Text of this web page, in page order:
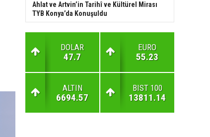
Ahlat ve Artvin’in Tarihî ve Kültürel Mirası
TYB Konya’da Konuşuldu
DOLAR
47.7
EURO
55.23
ALTIN
6694.57
BIST 100
13811.14